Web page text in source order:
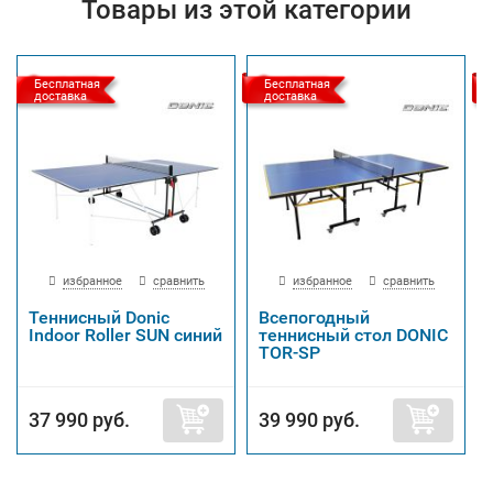
Товары из этой категории
Бесплатная
доставка
избранное сравнить
Теннисный Donic
Indoor Roller SUN синий
37 990 руб.
Бесплатная
доставка
избранное сравнить
Всепогодный
теннисный стол DONIC
TOR-SP
39 990 руб.